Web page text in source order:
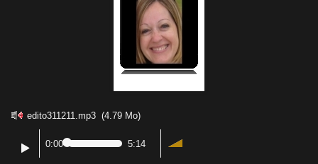
edito311211.mp3 (4.79 Mo)
0:00 5:14